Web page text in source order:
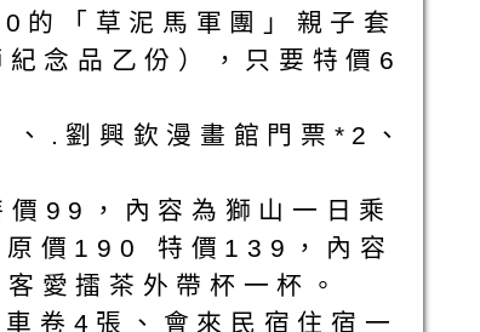
的「草泥馬軍團」親子套
念品乙份），只要特價6
.劉興欽漫畫館門票*2、
99，內容為獅山一日乘
價190 特價139，內容
愛擂茶外帶杯一杯。
卷4張、會來民宿住宿一